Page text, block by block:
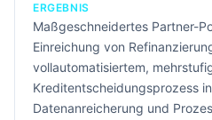
ERGEBNIS
Maßgeschneidertes Partner-
Einreichung von
vollautomatisiertem,
Kreditentscheidungsprozess
Datenanreicherung und